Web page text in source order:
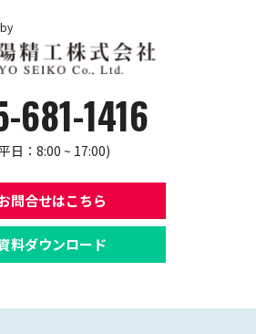
681-1416
日：8:00 ~ 17:00)
問合せはこちら
料ダウンロード